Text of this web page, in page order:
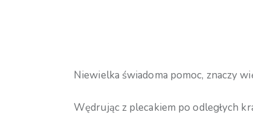
Niewielka świadoma pomoc, znaczy
Wędrując z plecakiem po odległych